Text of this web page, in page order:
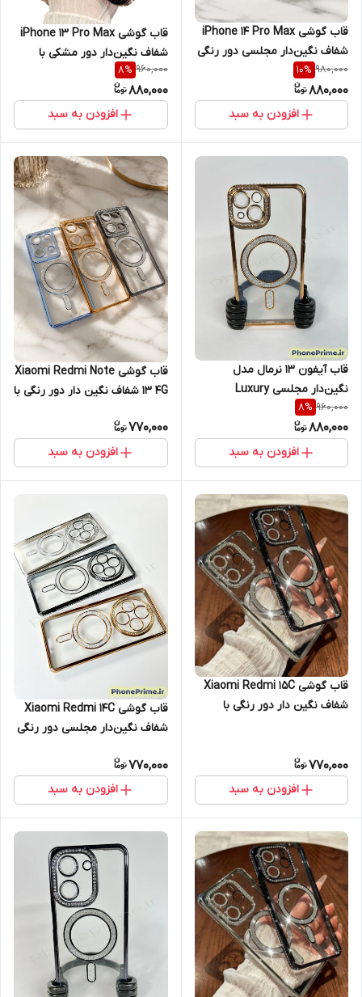
قاب گوشی iPhone 14 Pro Max
شفاف نگین‌دار مجلسی دور رنگی
با محافظ لنز و طرح مگ‌سیف
اکلیلی
980,000
10%
880,000
افزودن به سبد
قاب گوشی iPhone 13 Pro Max
شفاف نگین‌دار دور مشکی با
محافظ لنز و طرح مگ‌سیف اکلیلی
960,000
8%
880,000
افزودن به سبد
قاب آیفون ۱۳ نرمال مدل
نگین‌دار مجلسی Luxury
Diamond | محافظ لنزدار (نقد و
اقساط) iphone 13
960,000
8%
880,000
افزودن به سبد
قاب گوشی Xiaomi Redmi Note
13 4G شفاف نگین دار دور رنگی با
770,000
افزودن به سبد
قاب گوشی Xiaomi Redmi 15C
شفاف نگین دار دور رنگی با
770,000
افزودن به سبد
قاب گوشی Xiaomi Redmi 14C
شفاف نگین‌دار مجلسی دور رنگی
770,000
افزودن به سبد